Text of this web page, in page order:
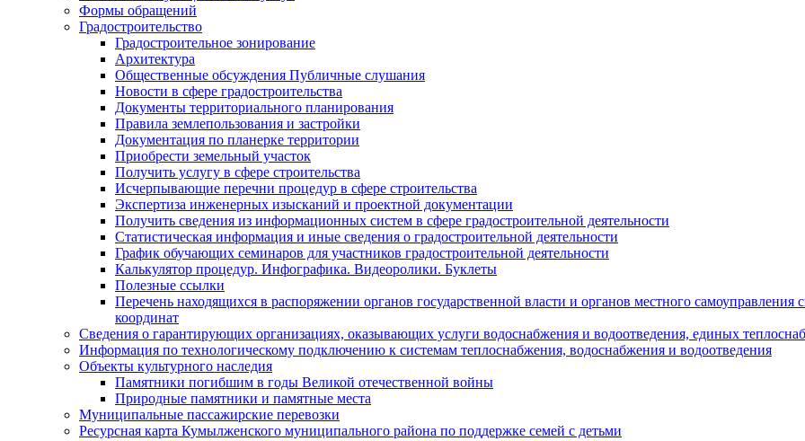
Формы обращений
Градостроительство
Градостроительное зонирование
Архитектура
Общественные обсуждения Публичные слушания
Новости в сфере градостроительства
Документы территориального планирования
Правила землепользования и застройки
Документация по планерке территории
Приобрести земельный участок
Получить услугу в сфере строительства
Исчерпывающие перечни процедур в сфере строительства
Экспертиза инженерных изысканий и проектной документации
Получить сведения из информационных систем в сфере градостроительной деятельности
Статистическая информация и иные сведения о градостроительной деятельности
График обучающих семинаров для участников градостроительной деятельности
Калькулятор процедур. Инфографика. Видеоролики. Буклеты
Полезные ссылки
Перечень находящихся в распоряжении органов государственной власти и органов местного
координат
Сведения о гарантирующих организациях, оказывающих услуги водоснабжения и водоотведения, единых
Информация по технологическому подключению к системам теплоснабжения, водоснабжения и водоотведения
Объекты культурного наследия
Памятники погибшим в годы Великой отечественной войны
Природные памятники и памятные места
Муниципальные пассажирские перевозки
Ресурсная карта Кумылженского муниципального района по поддержке семей с детьми